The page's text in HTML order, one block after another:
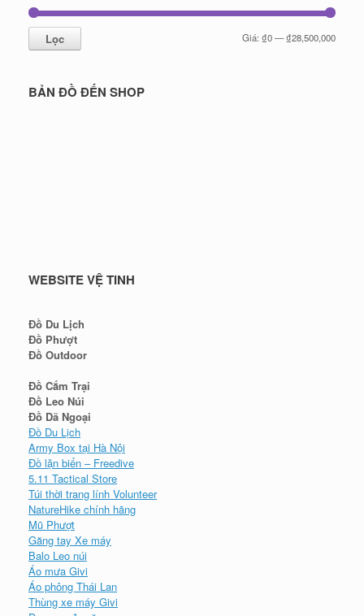
Giá
Giá
Lọc Giá:₫0—₫28,500,000
BẢN ĐỒ ĐẾN SHOP
WEBSITE VỆ TINH
Đồ Du Lịch
Đồ Phượt
Đồ Outdoor
Đồ Cắm Trại
Đồ Leo Núi
Đồ Dã Ngoại
Đồ Du Lịch
Army Box tại Hà Nội
Đồ lặn biển – Freedive
5.11 Tactical Store
Túi thời trang lính Volunteer
NatureHike chính hãng
Mũ Phượt
Găng tay Xe máy
Balo Leo núi
Áo mưa Givi
Áo phông Thái Lan
Thùng xe máy Givi